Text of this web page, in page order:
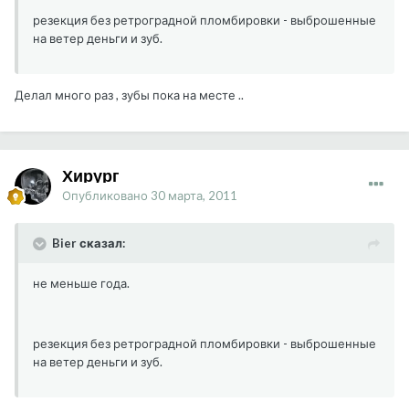
резекция без ретроградной пломбировки - выброшенные
на ветер деньги и зуб.
Делал много раз , зубы пока на месте ..
Хирург
Опубликовано 30 марта, 2011
Bier сказал:
не меньше года.
резекция без ретроградной пломбировки - выброшенные
на ветер деньги и зуб.